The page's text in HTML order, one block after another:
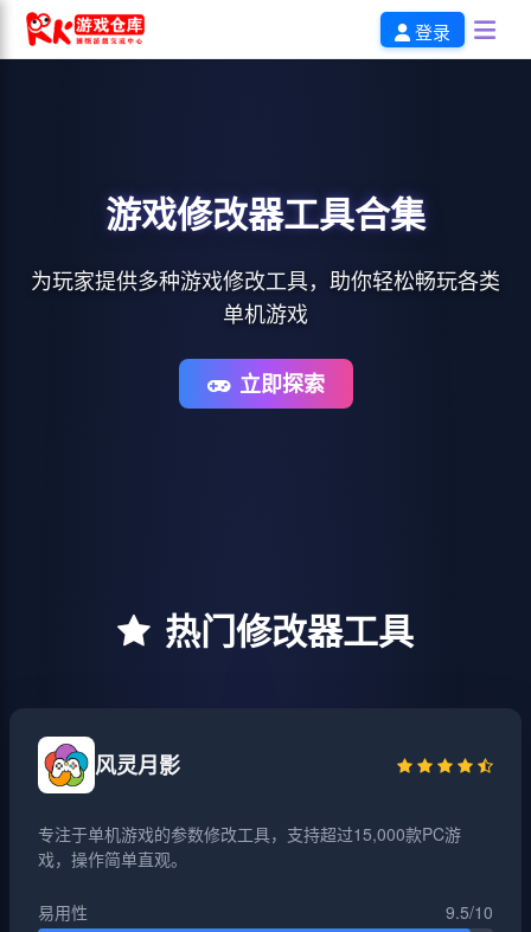
登录
游戏修改器工具合集
为玩家提供多种游戏修改工具，助你轻松畅玩各类
单机游戏
立即探索
热门修改器工具
风灵月影
专注于单机游戏的参数修改工具，支持超过15,000款PC游
戏，操作简单直观。
易用性 9.5/10